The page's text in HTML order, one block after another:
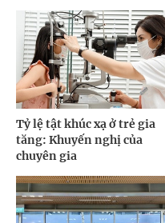
Tỷ lệ tật khúc xạ ở trẻ gia
tăng: Khuyến nghị của
chuyên gia